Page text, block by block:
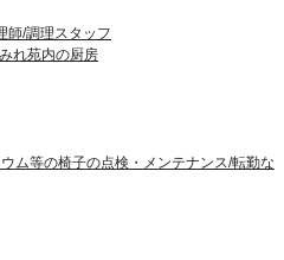
師/調理スタッフ
れ苑内の厨房
ム等の椅子の点検・メンテナンス/転勤な